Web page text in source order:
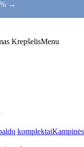
→
KrepšelisMenu
komplektaiKampinės